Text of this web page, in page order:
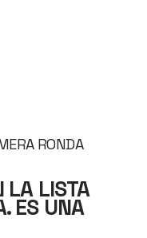
RONDA
LA LISTA
ES UNA